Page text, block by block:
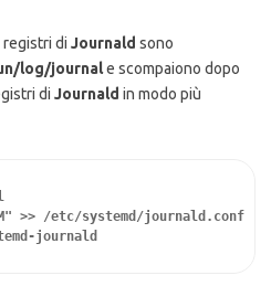
di Journald sono
log/journale scompaiono dopo
di Journald in modo più
journald